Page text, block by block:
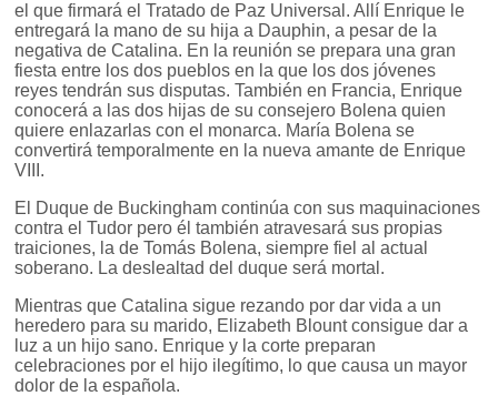
el que firmará el Tratado de Paz Universal. Allí Enrique le
entregará la mano de su hija a Dauphin, a pesar de la
negativa de Catalina. En la reunión se prepara una gran
fiesta entre los dos pueblos en la que los dos jóvenes
reyes tendrán sus disputas. También en Francia, Enrique
conocerá a las dos hijas de su consejero Bolena quien
quiere enlazarlas con el monarca. María Bolena se
convertirá temporalmente en la nueva amante de Enrique
VIII.
El Duque de Buckingham continúa con sus maquinaciones
contra el Tudor pero él también atravesará sus propias
traiciones, la de Tomás Bolena, siempre fiel al actual
soberano. La deslealtad del duque será mortal.
Mientras que Catalina sigue rezando por dar vida a un
heredero para su marido, Elizabeth Blount consigue dar a
luz a un hijo sano. Enrique y la corte preparan
celebraciones por el hijo ilegítimo, lo que causa un mayor
dolor de la española.